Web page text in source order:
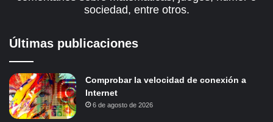
sociedad, entre otros.
Últimas publicaciones
Comprobar la velocidad de conexión a
Internet
6 de agosto de 2026